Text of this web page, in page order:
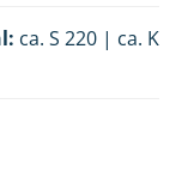
ca. S 220 | ca. K